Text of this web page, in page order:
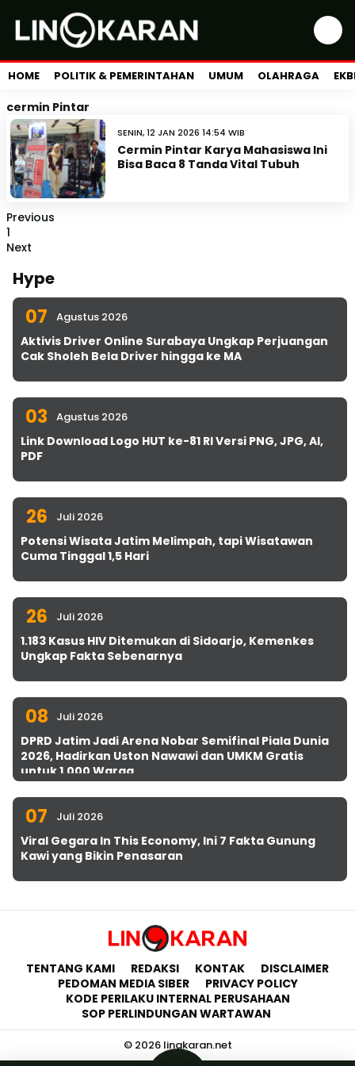
HOME POLITIK & PEMERINTAHAN UMUM OLAHRAGA
cermin Pintar
SENIN, 12 JAN 2026 14:54 WIB
Cermin Pintar Karya Mahasiswa Ini
Bisa Baca 8 Tanda Vital Tubuh
Previous
1
Next
Hype
07 Agustus 2026
Aktivis Driver Online Surabaya Ungkap Perjuangan
Cak Sholeh Bela Driver hingga ke MA
03 Agustus 2026
Link Download Logo HUT ke-81 RI Versi PNG, JPG, AI,
PDF
26 Juli 2026
Potensi Wisata Jatim Melimpah, tapi Wisatawan
Cuma Tinggal 1,5 Hari
26 Juli 2026
1.183 Kasus HIV Ditemukan di Sidoarjo, Kemenkes
Ungkap Fakta Sebenarnya
08 Juli 2026
DPRD Jatim Jadi Arena Nobar Semifinal Piala Dunia
2026, Hadirkan Uston Nawawi dan UMKM Gratis
untuk 1.000 Warga
07 Juli 2026
Viral Gegara In This Economy, Ini 7 Fakta Gunung
Kawi yang Bikin Penasaran
TENTANG KAMI REDAKSI KONTAK
DISCLAIMER
PEDOMAN MEDIA SIBER
PRIVACY POLICY
KODE PERILAKU INTERNAL PERUSAHAAN
SOP PERLINDUNGAN WARTAWAN
© 2026 lingkaran.net